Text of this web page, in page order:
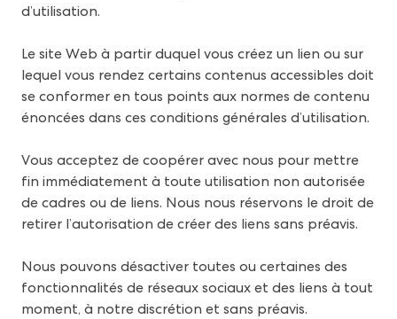
d’utilisation.
Le site Web à partir duquel vous créez un lien ou sur
lequel vous rendez certains contenus accessibles doit
se conformer en tous points aux normes de contenu
énoncées dans ces conditions générales d’utilisation.
Vous acceptez de coopérer avec nous pour mettre
fin immédiatement à toute utilisation non autorisée
de cadres ou de liens. Nous nous réservons le droit de
retirer l’autorisation de créer des liens sans préavis.
Nous pouvons désactiver toutes ou certaines des
fonctionnalités de réseaux sociaux et des liens à tout
moment, à notre discrétion et sans préavis.